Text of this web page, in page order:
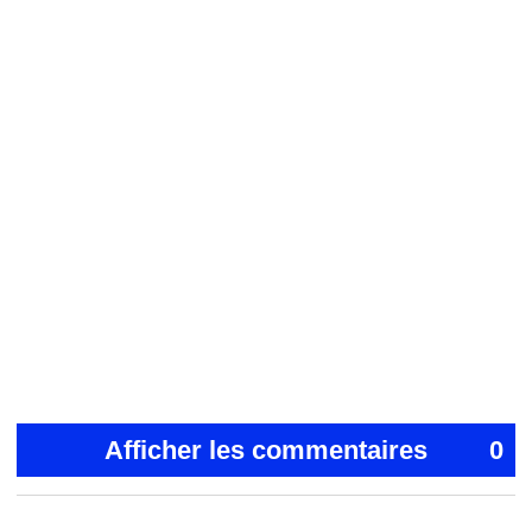
Afficher les commentaires 0